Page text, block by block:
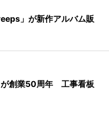
」が新作アルバム販
が創業50周年 工事看板